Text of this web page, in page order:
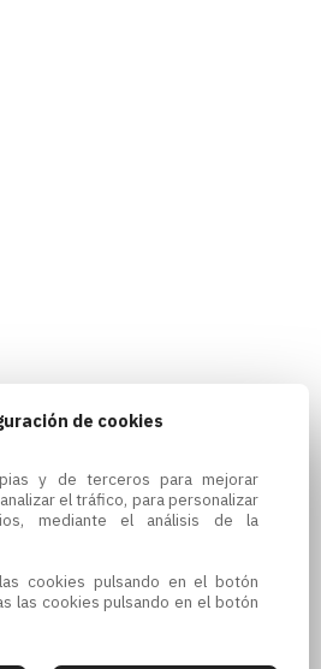
de cookies
y de terceros para mejorar
el tráfico, para personalizar
mediante el análisis de la
cookies pulsando en el botón
las cookies pulsando en el botón